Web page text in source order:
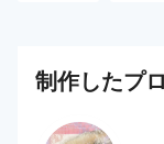
制作したプロ